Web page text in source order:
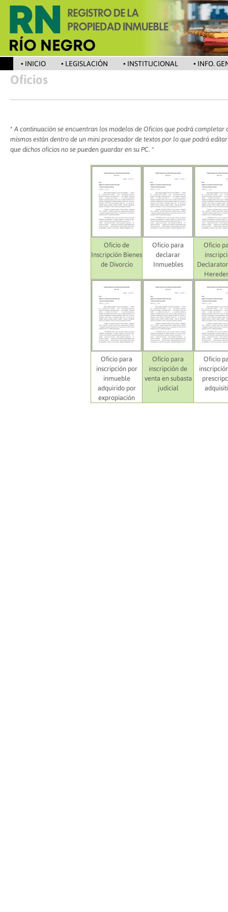
• INICIO • LEGISLACIÓN • INSTITUCIONAL • INFO.
Oficios
* A continuación se encuentran los modelos de Oficios que podrá completar
mismos están dentro de un mini procesador de textos por lo que podrá
que dichos oficios no se pueden guardar en su PC. *
Oficio de
Inscripción Bienes
de Divorcio
Oficio para
declarar
Inmuebles
Oficio
Oficio para
inscripción por
inmueble
adquirido por
expropiación
Oficio para
inscripción de
venta en subasta
judicial
Oficio